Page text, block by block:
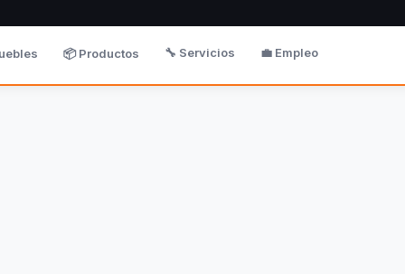
📦 Productos 🔧 Servicios 💼 Empleo